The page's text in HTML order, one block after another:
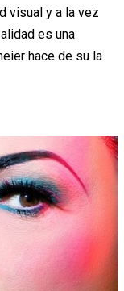
visual y a la vez
es una
hace de su la